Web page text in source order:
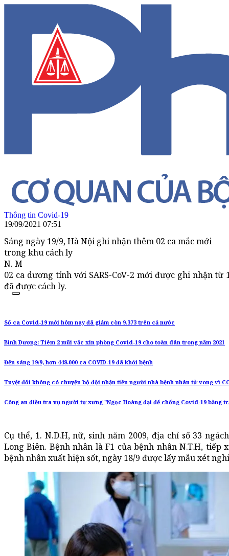
Thông tin Covid-19
19/09/2021 07:51
Sáng ngày 19/9, Hà Nội ghi nhận thêm 02 ca mắc mới
trong khu cách ly
N. M
02 ca dương tính với SARS-CoV-2 mới được ghi nhận từ
đã được cách ly.
Số ca Covid-19 mới hôm nay đã giảm còn 9.373 trên cả nước
Bình Dương: Tiêm 2 mũi vắc xin phòng Covid-19 cho toàn dân trong năm 2021
Đến sáng 19/9, hơn 448.000 ca COVID-19 đã khỏi bệnh
Tuyệt đối không có chuyện bộ đội nhận tiền người nhà bệnh nhân tử vong vì
Công an điều tra vụ người tự xưng "Ngọc Hoàng đại đế chống Covid-19 bằng
Cụ thể, 1. N.D.H, nữ, sinh năm 2009, địa chỉ số 33
Long Biên. Bệnh nhân là F1 của bệnh nhân N.T.H, tiếp
bệnh nhân xuất hiện sốt, ngày 18/9 được lấy mẫu xét